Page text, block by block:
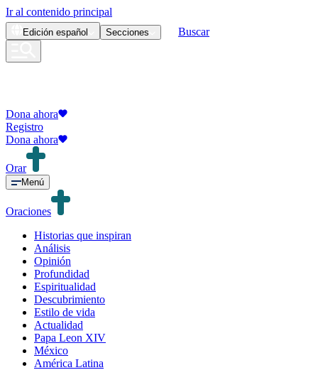
Ir al contenido principal
Edición español Secciones Buscar
Dona ahora
Registro
Dona ahora
Orar
Menú
Oraciones
Historias que inspiran
Análisis
Opinión
Profundidad
Espiritualidad
Descubrimiento
Estilo de vida
Actualidad
Papa Leon XIV
México
América Latina